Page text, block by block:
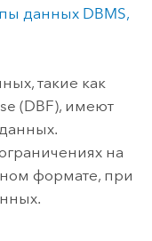
данных DBMS,
такие как
(DBF), имеют
на
формате, при